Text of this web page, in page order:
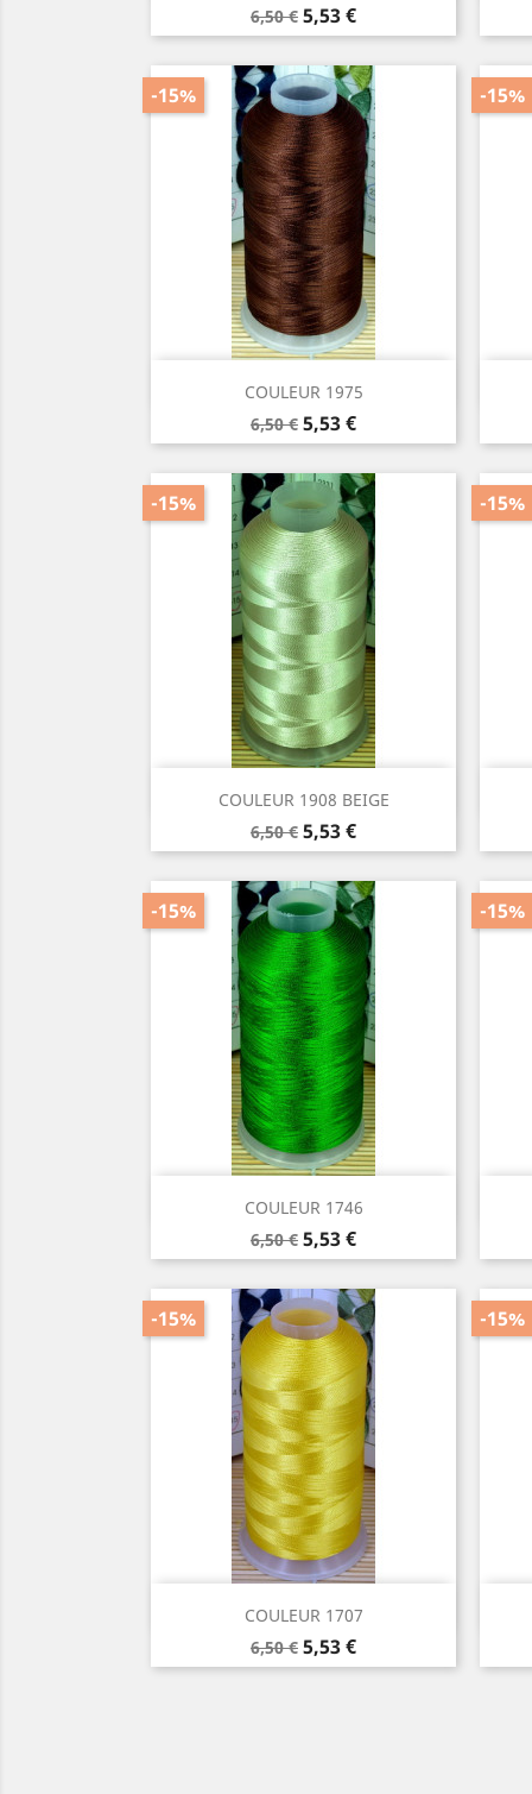
Prix
de
base
6,50 € Prix
5,53 €
COULEUR 1975
Prix
de
base
6,50 €
-15%
Prix
5,53 €
Aperçu rapide
-15%
COULEUR 1908 BEIGE
Prix
de
base
6,50 €
-15%
Prix
5,53 €
Aperçu rapide
-15%
COULEUR 1746
Prix
de
base
6,50 €
-15%
Prix
5,53 €
Aperçu rapide
-15%
COULEUR 1707
Prix
de
6,50 €
-15%
Prix
5,53 €
Aperçu rapide
-15%